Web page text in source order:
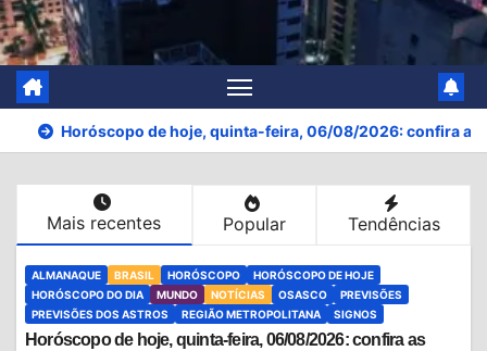
Horóscopo de hoje, quinta-feira, 06/08/2026: confira as
Mais recentes Popular Tendências
ALMANAQUE BRASIL HORÓSCOPO
HORÓSCOPO DE HOJE
HORÓSCOPO DO DIA
MUNDO NOTÍCIAS OSASCO
PREVISÕES
PREVISÕES DOS ASTROS
REGIÃO METROPOLITANA SIGNOS
Horóscopo de hoje, quinta-feira, 06/08/2026: confira as